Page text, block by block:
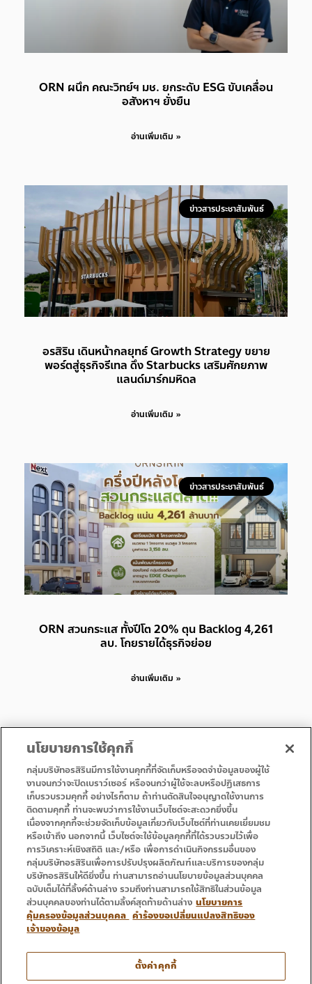
ORN ผนึก คณะวิทย์ฯ มช. ยกระดับ ESG ขับเคลื่อน
อสังหาฯ ยั่งยืน
อ่านเพิ่มเติม »
ข่าวสารประชาสัมพันธ์
อรสิริน เดินหน้ากลยุทธ์ Growth Strategy ขยาย
พอร์ตสู่ธุรกิจรีเทล ดึง Starbucks เสริมศักยภาพ
แลนด์มาร์กมหิดล
อ่านเพิ่มเติม »
ข่าวสารประชาสัมพันธ์
ORN สวนกระแส ทั้งปีโต 20% ตุน Backlog 4,261
ลบ. โกยรายได้ธุรกิจย่อย
อ่านเพิ่มเติม »
• 首页
• 促销
• 服务
• 联系方式
电话 : 053 333 666
นโยบายการใช้คุกกี้
กลุ่มบริษัทอรสิรินมีการใช้งานคุกกี้ที่จัดเก็บหรือจดจำข้อมูลของผู้ใช้
งานจนกว่าจะปิดเบราว์เซอร์ หรือจนกว่าผู้ใช้จะลบหรือปฏิเสธการ
เก็บรวบรวมคุกกี้ อย่างไรก็ตาม ถ้าท่านตัดสินใจอนุญาตใช้งานการ
ติดตามคุกกี้ ท่านจะพบว่าการใช้งานเว็บไซต์จะสะดวกยิ่งขึ้น
เนื่องจากคุกกี้จะช่วยจัดเก็บข้อมูลเกี่ยวกับเว็บไซต์ที่ท่านเคยเยี่ยมชม
หรือเข้าถึง นอกจากนี้ เว็บไซต์จะใช้ข้อมูลคุกกี้ที่ได้รวบรวมไว้เพื่อ
การวิเคราะห์เชิงสถิติ และ/หรือ เพื่อการดำเนินกิจกรรมอื่นของ
กลุ่มบริษัทอรสิรินเพื่อการปรับปรุงผลิตภัณฑ์และบริการของกลุ่ม
บริษัทอรสิรินให้ดียิ่งขึ้น ท่านสามารถอ่านนโยบายข้อมูลส่วนบุคคล
ฉบับเต็มได้ที่ลิ้งค์ด้านล่าง รวมถึงท่านสามารถใช้สิทธิในส่วนข้อมูล
ส่วนบุคคลของท่านได้ตามลิ้งค์สุดท้ายด้านล่าง นโยบายการ
คุ้มครองข้อมูลส่วนบุคคล คำร้องขอเปลี่ยนแปลงสิทธิของ
เจ้าของข้อมูล
ตั้งค่าคุกกี้